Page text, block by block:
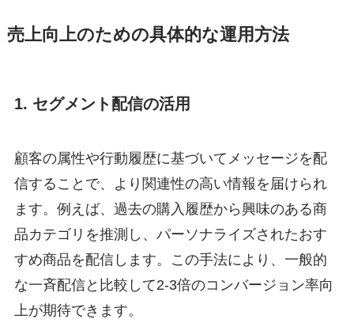
売上向上のための具体的な運用方法
1. セグメント配信の活用
顧客の属性や行動履歴に基づいてメッセージを配
信することで、より関連性の高い情報を届けられ
ます。例えば、過去の購入履歴から興味のある商
品カテゴリを推測し、パーソナライズされたおす
すめ商品を配信します。この手法により、一般的
な一斉配信と比較して2-3倍のコンバージョン率向
上が期待できます。